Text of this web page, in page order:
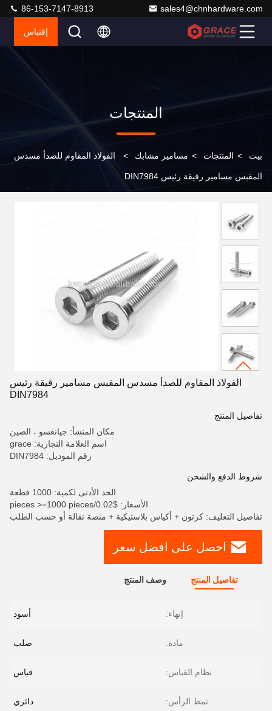
sales4@chnhardware.com
86-153-7147-8913
إقتباس
المنتجات
بيت > المنتجات > مسامير مشابك > الفولاذ المقاوم للصدأ مسدس
المقبس مسامير رقيقة رئيس DIN7984
الفولاذ المقاوم للصدأ مسدس المقبس مسامير رقيقة رئيس
DIN7984
تفاصيل المنتج
مكان المنشأ: جيانغسو ، الصين
اسم العلامة التجارية: grace
رقم الموديل: DIN7984
شروط الدفع والشحن
الحد الأدنى لكمية: 1000 قطعة
الأسعار: $0.02/pieces >=1000 pieces
تفاصيل التغليف: كرتون + أكياس بلاستيكية + منصة نقالة أو حسب الطلب
احصل على افضل سعر
تفاصيل المنتج وصف المنتج
إنهاء: أسود
مادة: صلب
نظام القياس: قياس
نمط الرأس: دائري